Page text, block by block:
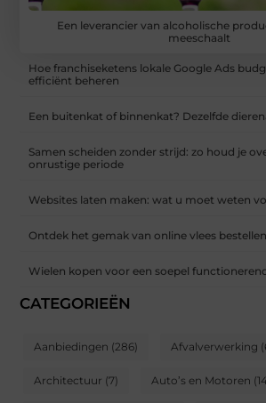
Een leverancier van alcoholische
meeschaalt
Hoe franchiseketens lokale Google Ads
efficiënt beheren
Een buitenkat of binnenkat? Dezelfde
Samen scheiden zonder strijd: zo houd je
onrustige periode
Websites laten maken: wat u moet weten
Ontdek het gemak van online vlees bestellen
Wielen kopen voor een soepel
CATEGORIEËN
Aanbiedingen (286) Afvalverwerking
Architectuur (7) Auto’s en Motoren